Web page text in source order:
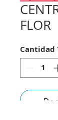
FLOR
Cantidad